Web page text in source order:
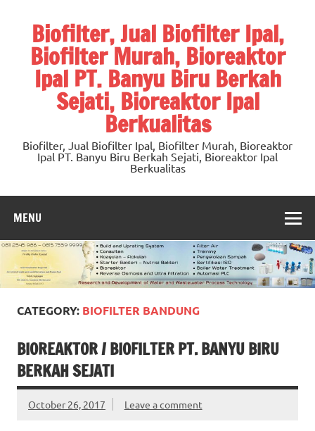
contentBiofilter, Jual Biofilter Ipal,
Biofilter Murah, Bioreaktor
Ipal PT. Banyu Biru Berkah
Sejati, Bioreaktor Ipal
Berkualitas
Biofilter, Jual Biofilter Ipal, Biofilter Murah, Bioreaktor
Ipal PT. Banyu Biru Berkah Sejati, Bioreaktor Ipal
Berkualitas
MENU
CATEGORY: BIOFILTER BANDUNG
BIOREAKTOR / BIOFILTER PT. BANYU BIRU
BERKAH SEJATI
October 26, 2017 Leave a comment